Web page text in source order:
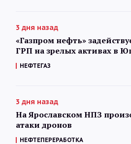
3 дня назад
«Газпром нефть»
ГРП на зрелых активах в
НЕФТЕГАЗ
3 дня назад
На Ярославском НПЗ
атаки дронов
НЕФТЕПЕРЕРАБОТКА